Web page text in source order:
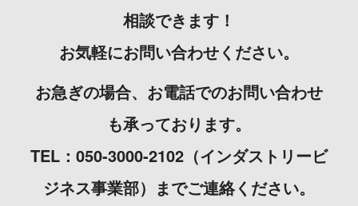
相談できます！
お気軽にお問い合わせください。
お急ぎの場合、お電話でのお問い合わせ
も承っております。
TEL：050-3000-2102（インダストリービ
ジネス事業部）までご連絡ください。